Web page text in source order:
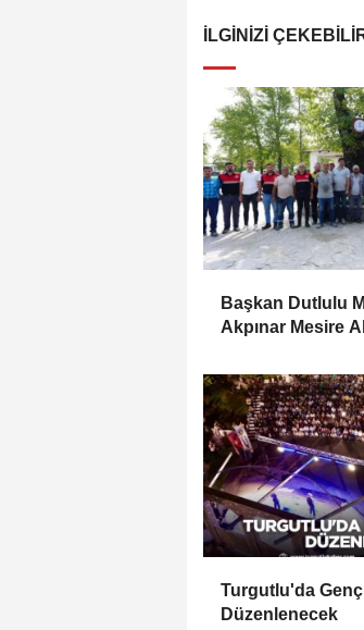
İLGINIZI
Başkan Dutlulu
Akpınar Mesire
Turgutlu'da
Düzenlenecek